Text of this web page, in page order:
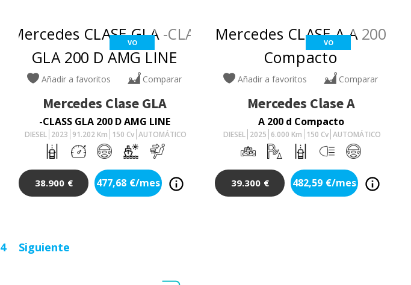
VO
Añadir a favoritos Comparar
Mercedes Clase GLA
-CLASS GLA 200 D AMG LINE
DIESEL 2023 91.202 Km 150 Cv AUTOMÁTICO
38.900 € 477,68 €/mes
VO
Añadir a favoritos Comparar
Mercedes Clase A
A 200 d Compacto
DIESEL 2025 6.000 Km 150 Cv AUTOMÁTICO
39.300 € 482,59 €/mes
4 Siguiente